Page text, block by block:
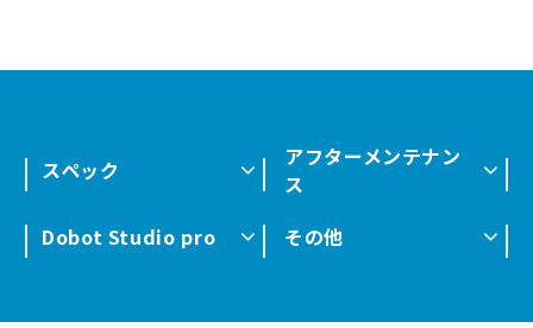
スペック
アフターメンテナン
ス
Dobot Studio pro
その他